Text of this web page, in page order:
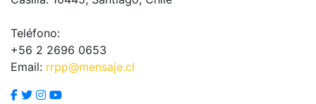
Teléfono:
+56 2 2696 0653
Email: rrpp@mensaje.cl